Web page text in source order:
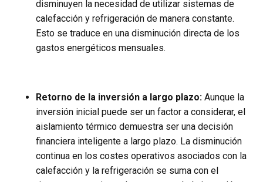
disminuyen la necesidad de utilizar sistemas de
calefacción y refrigeración de manera constante.
Esto se traduce en una disminución directa de los
gastos energéticos mensuales.
Retorno de la inversión a largo plazo: Aunque la
inversión inicial puede ser un factor a considerar, el
aislamiento térmico demuestra ser una decisión
financiera inteligente a largo plazo. La disminución
continua en los costes operativos asociados con la
calefacción y la refrigeración se suma con el